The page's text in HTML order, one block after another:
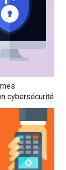
cybersécurité